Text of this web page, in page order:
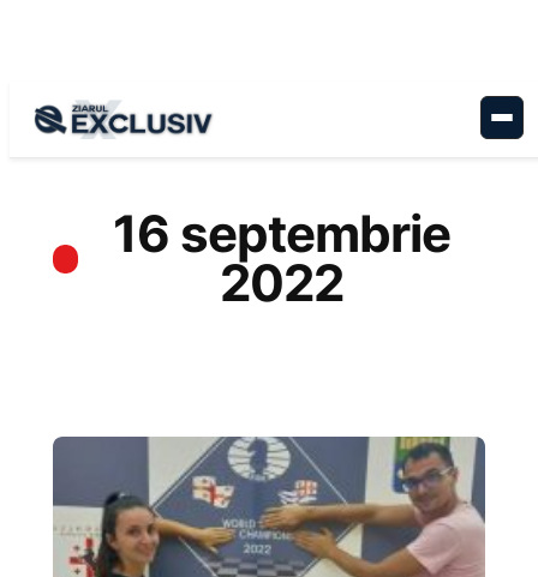
16 septembrie
2022